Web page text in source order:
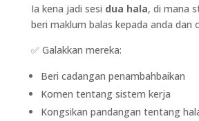
Ia kena jadi sesi dua hala, di mana
beri maklum balas kepada anda dan
✅ Galakkan mereka:
Beri cadangan penambahbaikan
Komen tentang sistem kerja
Kongsikan pandangan tentang